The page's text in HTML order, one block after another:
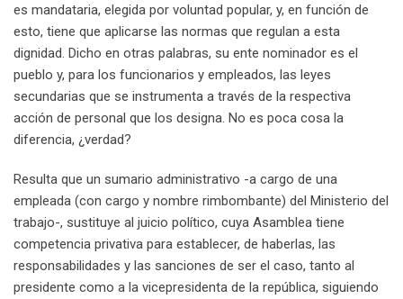
es mandataria, elegida por voluntad popular, y, en función de
esto, tiene que aplicarse las normas que regulan a esta
dignidad. Dicho en otras palabras, su ente nominador es el
pueblo y, para los funcionarios y empleados, las leyes
secundarias que se instrumenta a través de la respectiva
acción de personal que los designa. No es poca cosa la
diferencia, ¿verdad?
Resulta que un sumario administrativo -a cargo de una
empleada (con cargo y nombre rimbombante) del Ministerio del
trabajo-, sustituye al juicio político, cuya Asamblea tiene
competencia privativa para establecer, de haberlas, las
responsabilidades y las sanciones de ser el caso, tanto al
presidente como a la vicepresidenta de la república, siguiendo